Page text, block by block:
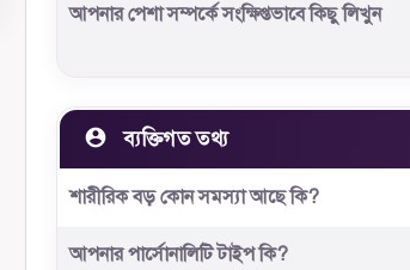
আপনার পেশা সম্পর্কে সংক্ষিপ্তভাবে কিছু লিখুন
ব্যক্তিগত তথ্য
শারীরিক বড় কোন সমস্যা আছে কি?
আপনার পার্সোনালিটি টাইপ কি?